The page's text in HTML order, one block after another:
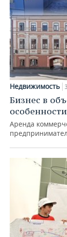
Недвижимость
Бизнес в
Аренда